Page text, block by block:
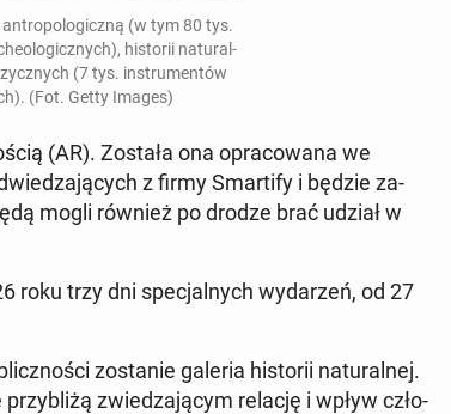
(w tym 80 tys.
hi­sto­rii na­tu­ral­
(7 tys. in­stru­men­tów
(Fot. Getty Images)
(AR). Została ona opra­co­wa­na we
z firmy Smar­ti­fy i będzie za­
mogli również po drodze brać udział w
roku trzy dni spe­cjal­nych wy­da­rzeń, od 27
zo­sta­nie galeria hi­sto­rii na­tu­ral­nej.
zwie­dza­ją­cym relację i wpływ czło­